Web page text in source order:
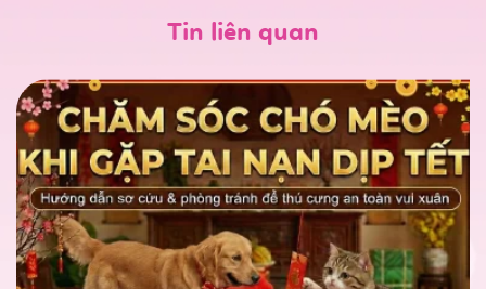
Tin liên quan